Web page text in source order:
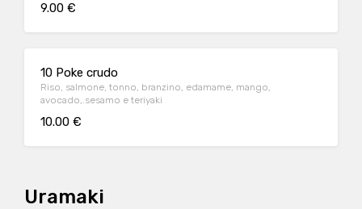
9.00 €
10 Poke crudo
Riso, salmone, tonno, branzino, edamame, mango,
avocado,.sesamo e teriyaki
10.00 €
Uramaki